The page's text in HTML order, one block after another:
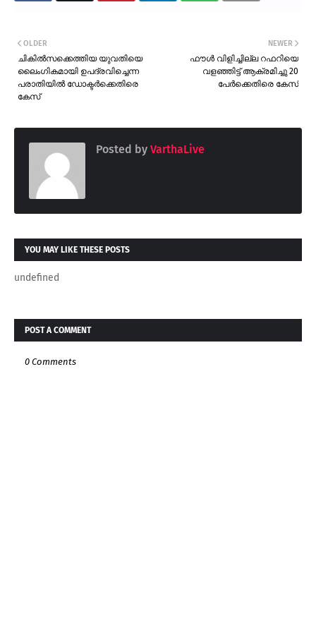
NEWER
ഫൗൾ വിളിച്ചില്ല റഫറിയെ
വളഞ്ഞിട്ട് ആക്രമിച്ചു 20
പേർക്കെതിരെ കേസ്
OLDER
ചികിൽസക്കെത്തിയ യുവതിയെ
ലൈംഗികമായി ഉപദ്രവിച്ചെന്ന
പരാതിയിൽ ഡോക്ടർക്കെതിരെ
കേസ്
Posted by VarthaLive
YOU MAY LIKE THESE POSTS
undefined
POST A COMMENT
0 Comments